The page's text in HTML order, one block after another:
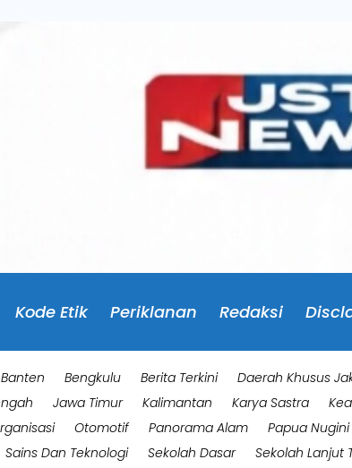
Kode Etik Periklanan Redaksi
Banten Bengkulu Berita Terkini Daerah Khusus
Jawa Timur Kalimantan Karya Sastra
Otomotif Panorama Alam Papua Nugini
Sains Dan Teknologi Sekolah Dasar Sekolah Lanjut